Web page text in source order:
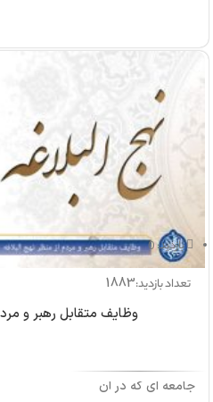
بازدید: 0
تعداد بازدید:1883
وظایف متقابل رهبر و
جامعه ای که در آن